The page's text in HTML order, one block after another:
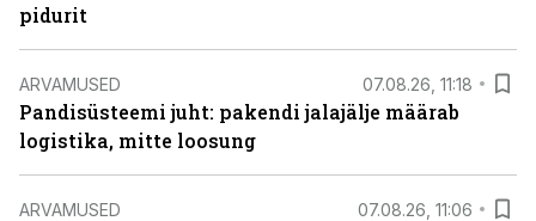
pidurit
ARVAMUSED 07.08.26, 11:18
Pandisüsteemi juht: pakendi jalajälje määrab
logistika, mitte loosung
ARVAMUSED 07.08.26, 11:06